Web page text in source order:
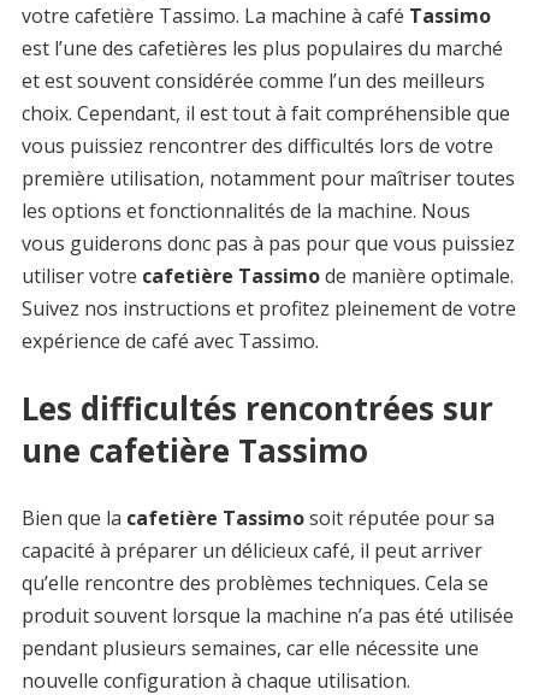
votre cafetière Tassimo. La machine à café Tassimo
est l’une des cafetières les plus populaires du marché
et est souvent considérée comme l’un des meilleurs
choix. Cependant, il est tout à fait compréhensible que
vous puissiez rencontrer des difficultés lors de votre
première utilisation, notamment pour maîtriser toutes
les options et fonctionnalités de la machine. Nous
vous guiderons donc pas à pas pour que vous puissiez
utiliser votre cafetière Tassimode manière optimale.
Suivez nos instructions et profitez pleinement de votre
expérience de café avec Tassimo.
Les difficultés rencontrées sur
une cafetière Tassimo
Bien que la cafetière Tassimosoit réputée pour sa
capacité à préparer un délicieux café, il peut arriver
qu’elle rencontre des problèmes techniques. Cela se
produit souvent lorsque la machine n’a pas été utilisée
pendant plusieurs semaines, car elle nécessite une
nouvelle configuration à chaque utilisation.